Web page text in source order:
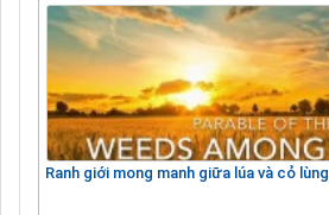
Ranh giới mong manh giữa lúa và cỏ lùng